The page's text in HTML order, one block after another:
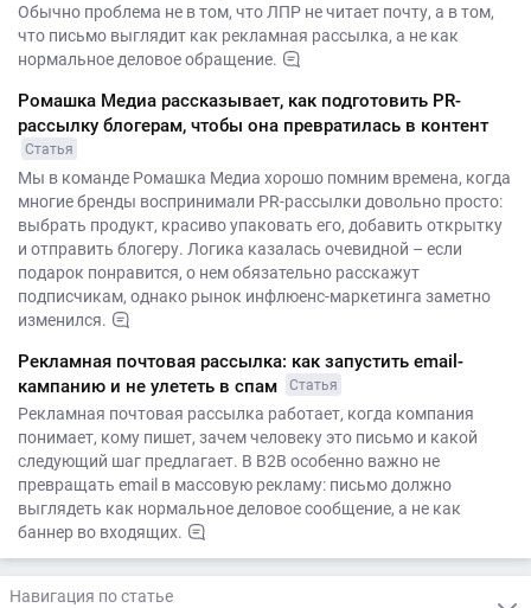
Обычно проблема не в том, что ЛПР не читает почту, а в том,
что письмо выглядит как рекламная рассылка, а не как
нормальное деловое обращение.
Ромашка Медиа рассказывает, как подготовить PR-
рассылку блогерам, чтобы она превратилась в контент
Статья
Мы в команде Ромашка Медиа хорошо помним времена, когда
многие бренды воспринимали PR-рассылки довольно просто:
выбрать продукт, красиво упаковать его, добавить открытку
и отправить блогеру. Логика казалась очевидной – если
подарок понравится, о нем обязательно расскажут
подписчикам, однако рынок инфлюенс-маркетинга заметно
изменился.
Рекламная почтовая рассылка: как запустить email-
кампанию и не улететь в спам
Статья
Рекламная почтовая рассылка работает, когда компания
понимает, кому пишет, зачем человеку это письмо и какой
следующий шаг предлагает. В B2B особенно важно не
превращать email в массовую рекламу: письмо должно
выглядеть как нормальное деловое сообщение, а не как
баннер во входящих.
Навигация по статье